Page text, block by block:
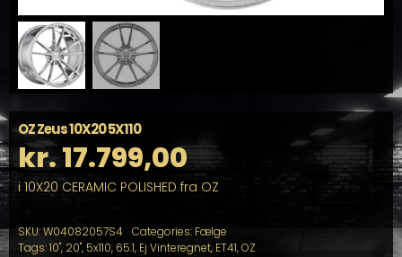
OZ Zeus 10X20 5X110
kr.17.799,00
i 10X20 CERAMIC POLISHED fra OZ
SKU:W04082057S4 Categories: Fælge
Tags:10", 20", 5x110, 65.1, Ej Vinteregnet, ET41,OZ